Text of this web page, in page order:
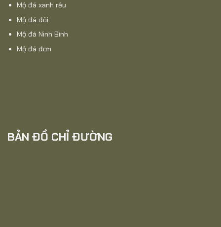
Mộ đá xanh rêu
Mộ đá đôi
Mộ đá Ninh Bình
Mộ đá đơn
BẢN ĐỒ CHỈ ĐƯỜNG